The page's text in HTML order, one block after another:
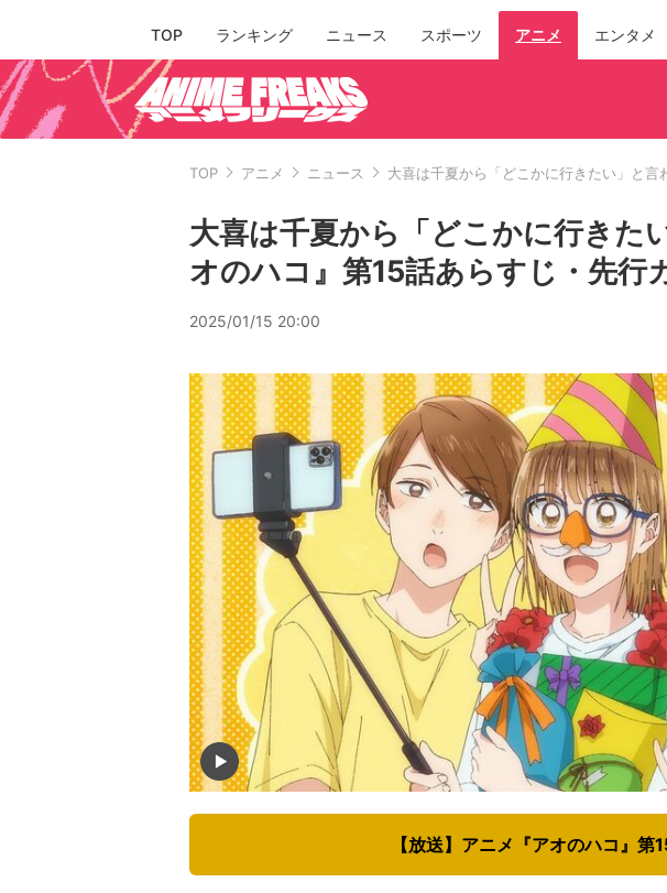
TOP ランキング ニュース スポーツ アニメ エンタメ
TOP アニメ ニュース 大喜は千夏から「どこかに行きたい」と言
大喜は千夏から「どこかに行きた
オのハコ』第15話あらすじ・先行
2025/01/15 20:00
【放送】アニメ『アオのハコ』第